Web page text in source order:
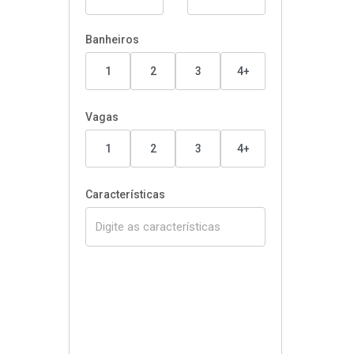
Banheiros
1 2 3 4+
Vagas
1 2 3 4+
Características